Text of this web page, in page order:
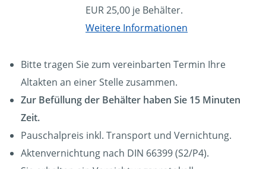
EUR 25,00 je Behälter.
Weitere Informationen
Bitte tragen Sie zum vereinbarten Termin Ihre
Altakten an einer Stelle zusammen.
Zur Befüllung der Behälter haben Sie 15 Minuten
Zeit.
Pauschalpreis inkl. Transport und Vernichtung.
Aktenvernichtung nach DIN 66399 (S2/P4).